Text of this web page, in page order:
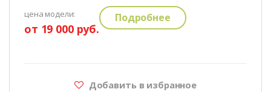
цена модели:
от 19 000 руб.
Подробнее
Добавить в избранное